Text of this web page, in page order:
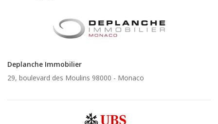
Deplanche Immobilier
29, boulevard des Moulins 98000 - Monaco